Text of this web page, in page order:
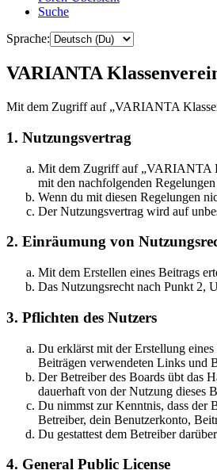
Suche
Sprache:
VARIANTA
Mit dem Zugriff auf „VARIANTA
1. Nutzungsvertrag
Mit dem Zugriff auf „VARIANTA
mit den nachfolgenden
Wenn du mit diesen Regelungen
Der Nutzungsvertrag wird auf
2. Einräumung von
Mit dem Erstellen eines Beitrags
Das Nutzungsrecht nach Punkt 2,
3. Pflichten des Nutzers
Du erklärst mit der Erstellung eines
Beiträgen verwendeten Links und
Der Betreiber des Boards übt das
dauerhaft von der Nutzung dieses
Du nimmst zur Kenntnis, dass der
Betreiber, dein Benutzerkonto,
Du gestattest dem Betreiber
4. General Public License